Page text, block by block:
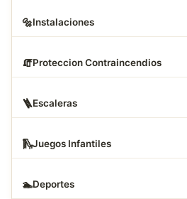
🔩Instalaciones
🧯Proteccion Contraincendios
🪜Escaleras
🛝Juegos Infantiles
🏊Deportes